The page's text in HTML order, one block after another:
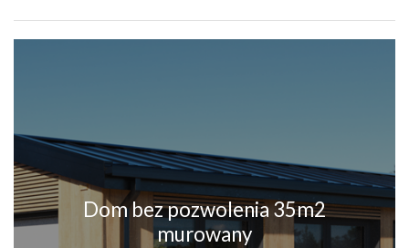
Dom bez pozwolenia 35m2
murowany